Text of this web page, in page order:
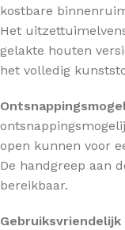
kostbare
Het
gelakte houten
het volledig
open kunnen voor
De handgreep aan
bereikbaar.
Gebruiksvriendelijk